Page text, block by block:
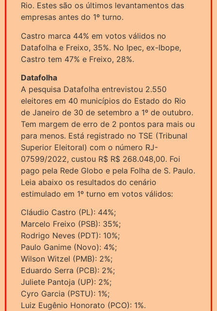
Rio. Estes são os últimos levantamentos das
empresas antes do 1º turno.
Castro marca 44% em votos válidos no
Datafolha e Freixo, 35%. No Ipec, ex-Ibope,
Castro tem 47% e Freixo, 28%.
Datafolha
A pesquisa Datafolha entrevistou 2.550
eleitores em 40 municípios do Estado do Rio
de Janeiro de 30 de setembro a 1º de outubro.
Tem margem de erro de 2 pontos para mais ou
para menos. Está registrado no TSE (Tribunal
Superior Eleitoral) com o número RJ-
07599/2022, custou R$ R$ 268.048,00. Foi
pago pela Rede Globo e pela Folha de S. Paulo.
Leia abaixo os resultados do cenário
estimulado em 1º turno em votos válidos:
Cláudio Castro (PL): 44%;
Marcelo Freixo (PSB): 35%;
Rodrigo Neves (PDT): 10%;
Paulo Ganime (Novo): 4%;
Wilson Witzel (PMB): 2%;
Eduardo Serra (PCB): 2%;
Juliete Pantoja (UP): 2%;
Cyro Garcia (PSTU): 1%;
Luiz Eugênio Honorato (PCO): 1%.